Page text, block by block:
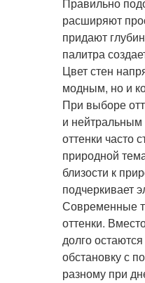
расширяют
придают
палитра
Цвет стен
модным, но и
При выборе
и
оттенки часто
природной
близости к
подчеркивает
Современные
оттенки.
долго
обстановку с
разному при